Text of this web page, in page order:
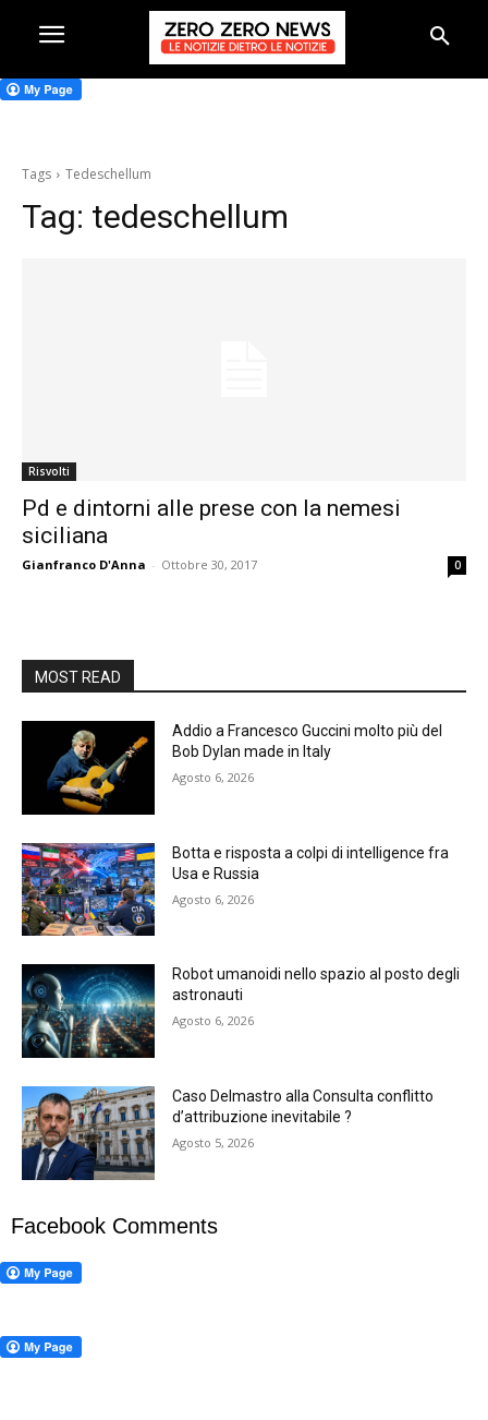
Tags Tedeschellum
Tag: tedeschellum
Risvolti
Pd e dintorni alle prese con la nemesi
siciliana
Gianfranco D'Anna - Ottobre 30, 2017 0
MOST READ
Addio a Francesco Guccini molto più del
Bob Dylan made in Italy
Agosto 6, 2026
Botta e risposta a colpi di intelligence fra
Usa e Russia
Agosto 6, 2026
Robot umanoidi nello spazio al posto degli
astronauti
Agosto 6, 2026
Caso Delmastro alla Consulta conflitto
d’attribuzione inevitabile ?
Agosto 5, 2026
Facebook Comments